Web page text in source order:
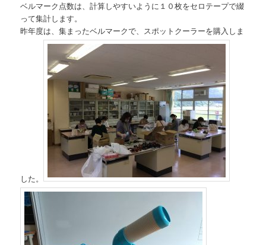
移
動
動
ベルマーク点数は、計算しやすいように１０枚をセロテープで綴
って集計します。
昨年度は、集まったベルマークで、スポットクーラーを購入しま
した。